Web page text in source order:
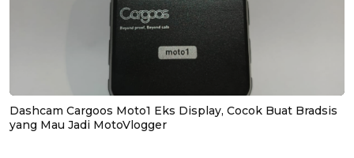
Dashcam Cargoos Moto1 Eks Display, Cocok Buat Bradsis
yang Mau Jadi MotoVlogger